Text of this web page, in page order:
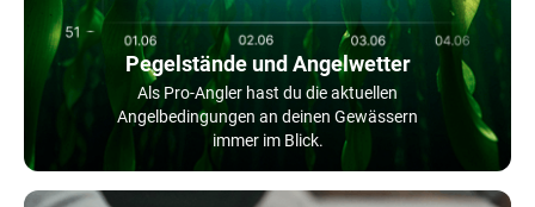
Pegelstände und Angelwetter
Als Pro-Angler hast du die aktuellen
Angelbedingungen an deinen Gewässern
immer im Blick.